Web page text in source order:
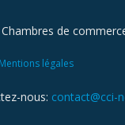
de
Mentions légales
nous: contact@cci-